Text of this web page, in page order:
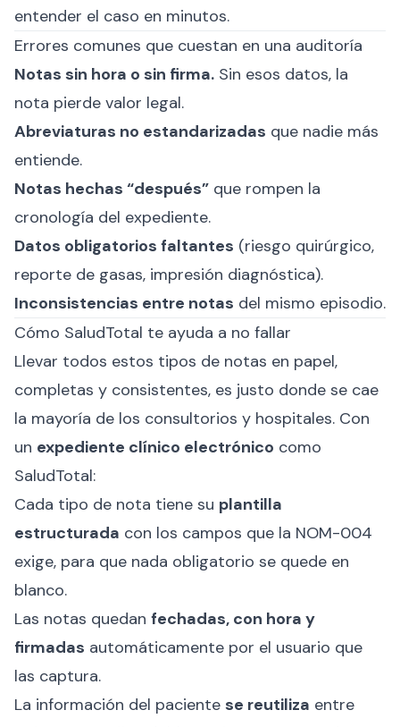
entender el caso en minutos.
Errores comunes que cuestan en una auditoría
Notas sin hora o sin firma. Sin esos datos, la
nota pierde valor legal.
Abreviaturas no estandarizadas que nadie más
entiende.
Notas hechas “después” que rompen la
cronología del expediente.
Datos obligatorios faltantes (riesgo quirúrgico,
reporte de gasas, impresión diagnóstica).
Inconsistencias entre notas del mismo episodio.
Cómo SaludTotal te ayuda a no fallar
Llevar todos estos tipos de notas en papel,
completas y consistentes, es justo donde se cae
la mayoría de los consultorios y hospitales. Con
un expediente clínico electrónico como
SaludTotal:
Cada tipo de nota tiene su plantilla
estructurada con los campos que la NOM-004
exige, para que nada obligatorio se quede en
blanco.
Las notas quedan fechadas, con hora y
firmadas automáticamente por el usuario que
las captura.
La información del paciente se reutiliza entre